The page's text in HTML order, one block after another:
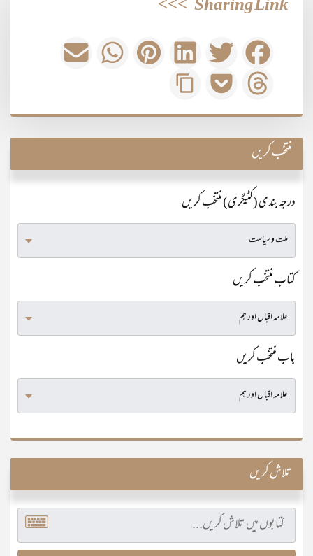
منتخب کریں
درجہ بندی (کٹیگری) منتخب کریں
کتاب منتخب کریں
باب منتخب کریں
تلاش کریں